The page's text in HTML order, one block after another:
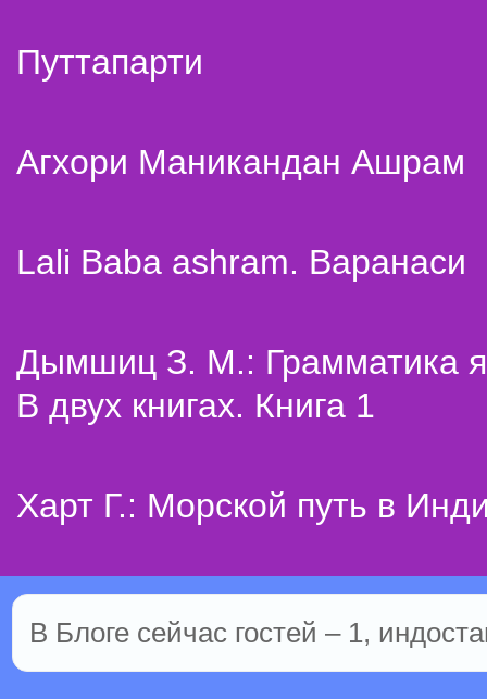
Путтапарти
Агхори Маникандан Ашрам
Lali Baba ashram. Варанаси
Дымшиц З. М.: Грамматика
В двух книгах. Книга 1
Харт Г.: Морской путь в
В Блоге сейчас гостей – 1,